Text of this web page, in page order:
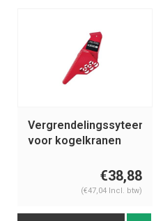
Vergrendelingssyteem
voor kogelkranen
€38,88
(€47,04 Incl. btw)